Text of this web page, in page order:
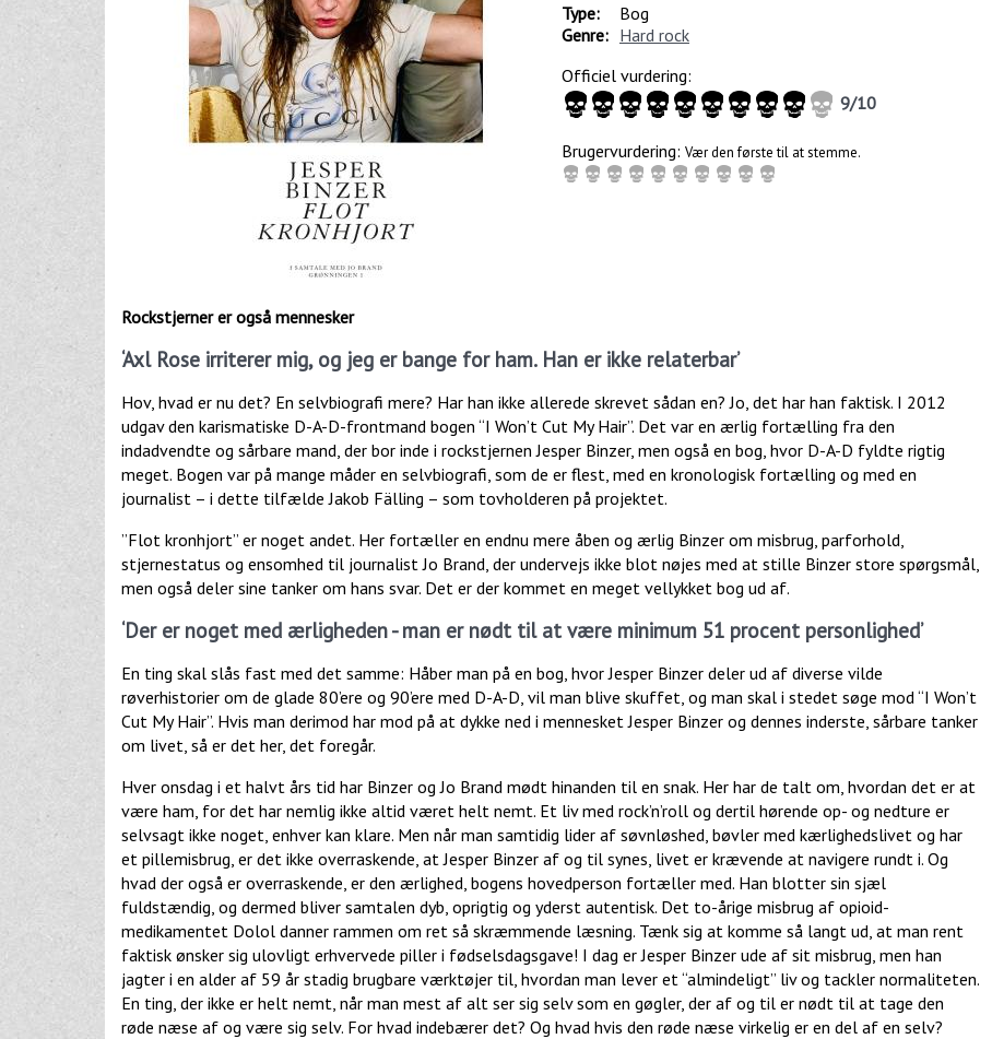
Type:
Bog
Genre: Hard rock
Officiel vurdering:
9/10
Brugervurdering: Vær den første til at stemme.
Rockstjerner er også mennesker
‘Axl Rose irriterer mig, og jeg er bange for ham. Han er ikke relaterbar’
Hov, hvad er nu det? En selvbiografi mere? Har han ikke allerede skrevet sådan en? Jo, det har han faktisk. I 2012
udgav den karismatiske D-A-D-frontmand bogen “I Won’t Cut My Hair”. Det var en ærlig fortælling fra den
indadvendte og sårbare mand, der bor inde i rockstjernen Jesper Binzer, men også en bog, hvor D-A-D fyldte rigtig
meget. Bogen var på mange måder en selvbiografi, som de er flest, med en kronologisk fortælling og med en
journalist – i dette tilfælde Jakob Fälling – som tovholderen på projektet.
”Flot kronhjort” er noget andet. Her fortæller en endnu mere åben og ærlig Binzer om misbrug, parforhold,
stjernestatus og ensomhed til journalist Jo Brand, der undervejs ikke blot nøjes med at stille Binzer store spørgsmål,
men også deler sine tanker om hans svar. Det er der kommet en meget vellykket bog ud af.
‘Der er noget med ærligheden - man er nødt til at være minimum 51 procent personlighed’
En ting skal slås fast med det samme: Håber man på en bog, hvor Jesper Binzer deler ud af diverse vilde
røverhistorier om de glade 80’ere og 90’ere med D-A-D, vil man blive skuffet, og man skal i stedet søge mod “I Won’t
Cut My Hair”. Hvis man derimod har mod på at dykke ned i mennesket Jesper Binzer og dennes inderste, sårbare tanker
om livet, så er det her, det foregår.
Hver onsdag i et halvt års tid har Binzer og Jo Brand mødt hinanden til en snak. Her har de talt om, hvordan det er at
være ham, for det har nemlig ikke altid været helt nemt. Et liv med rock’n’roll og dertil hørende op- og nedture er
selvsagt ikke noget, enhver kan klare. Men når man samtidig lider af søvnløshed, bøvler med kærlighedslivet og har
et pillemisbrug, er det ikke overraskende, at Jesper Binzer af og til synes, livet er krævende at navigere rundt i. Og
hvad der også er overraskende, er den ærlighed, bogens hovedperson fortæller med. Han blotter sin sjæl
fuldstændig, og dermed bliver samtalen dyb, oprigtig og yderst autentisk. Det to-årige misbrug af opioid-
medikamentet Dolol danner rammen om ret så skræmmende læsning. Tænk sig at komme så langt ud, at man rent
faktisk ønsker sig ulovligt erhvervede piller i fødselsdagsgave! I dag er Jesper Binzer ude af sit misbrug, men han
jagter i en alder af 59 år stadig brugbare værktøjer til, hvordan man lever et “almindeligt” liv og tackler normaliteten.
En ting, der ikke er helt nemt, når man mest af alt ser sig selv som en gøgler, der af og til er nødt til at tage den
røde næse af og være sig selv. For hvad indebærer det? Og hvad hvis den røde næse virkelig er en del af en selv?